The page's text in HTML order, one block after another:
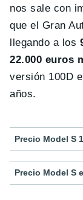
nos sale con
que el Gran
llegando a los
22.000 euros
versión 100D
años.
Precio Model S
Precio Model S